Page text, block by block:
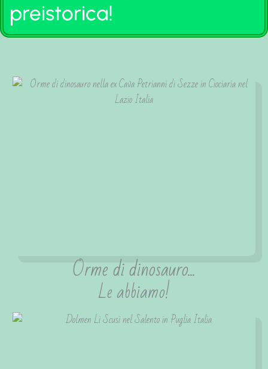
preistorica!
Orme di dinosauro...
Le abbiamo!